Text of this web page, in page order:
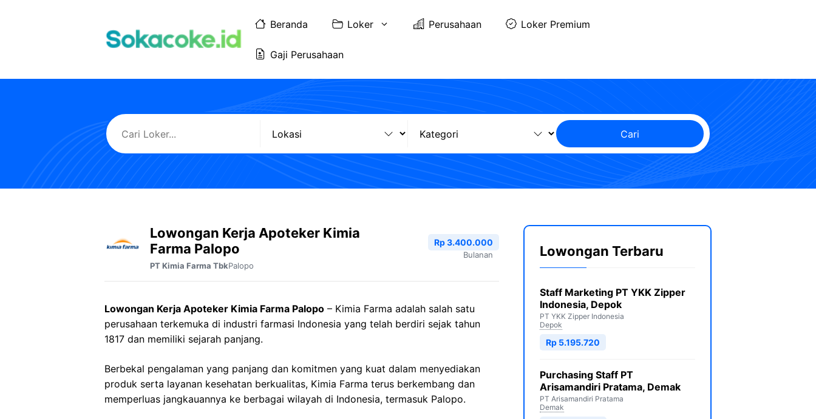
Beranda Loker Perusahaan Loker Premium
Gaji Perusahaan
Cari
Lowongan Kerja Apoteker Kimia
Farma Palopo
PT Kimia Farma TbkPalopo
Rp 3.400.000
Bulanan
Lowongan Kerja Apoteker Kimia Farma Palopo – Kimia Farma adalah salah satu
perusahaan terkemuka di industri farmasi Indonesia yang telah berdiri sejak tahun
1817 dan memiliki sejarah panjang.
Berbekal pengalaman yang panjang dan komitmen yang kuat dalam menyediakan
produk serta layanan kesehatan berkualitas, Kimia Farma terus berkembang dan
memperluas jangkauannya ke berbagai wilayah di Indonesia, termasuk Palopo.
Lowongan Terbaru
Staff Marketing PT YKK Zipper
Indonesia, Depok
PT YKK Zipper Indonesia
Depok
Rp 5.195.720
Purchasing Staff PT
Arisamandiri Pratama, Demak
PT Arisamandiri Pratama
Demak